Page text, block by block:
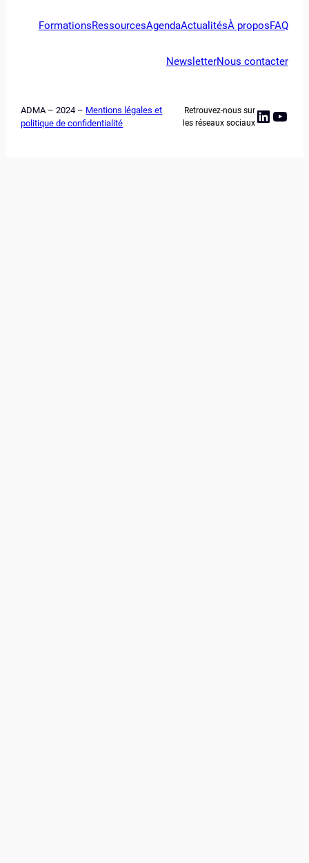
FormationsRessourcesAgendaActualitésÀ proposFAQ
NewsletterNous contacter
ADMA – 2024 – Mentions légales et
politique de confidentialité
Retrouvez-nous sur
les réseaux sociaux